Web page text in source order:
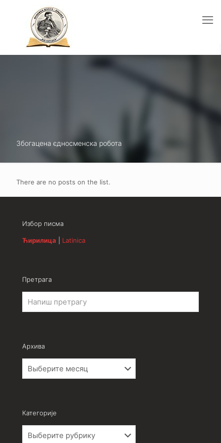
Збогацена єдносменска робота
There are no posts on the list.
Избор писма
Ћирилица Latinica
Претрага
Архива
Категорије